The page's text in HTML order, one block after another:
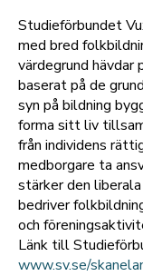
Studieförbundet
med bred
värdegrund hävdar
baserat på de
syn på bildning
forma sitt liv
från individens
medborgare ta
stärker den
bedriver
och
Länk till
www.sv.se/